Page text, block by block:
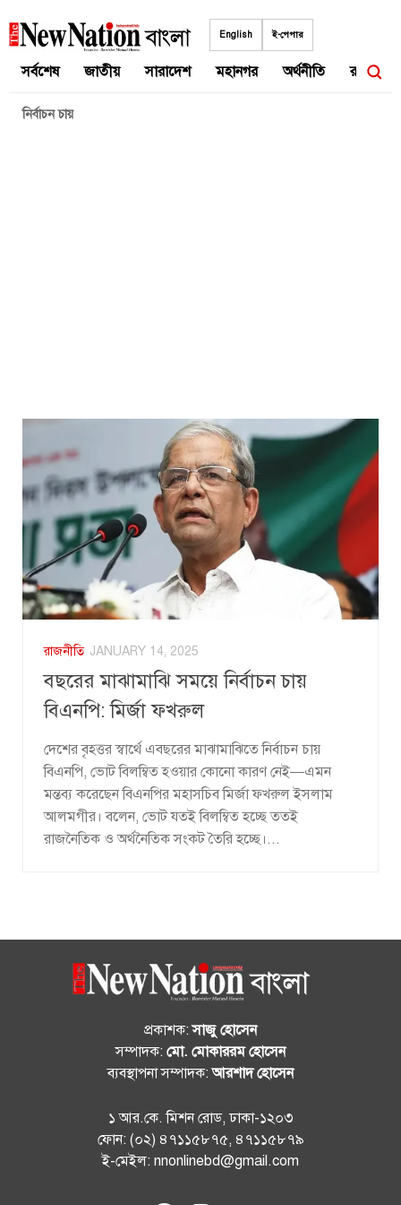
to
English ই-পেপার
সর্বশেষ জাতীয় সারাদেশ মহানগর অর্থনীতি রাজনীতি
নির্বাচন চায়
রাজনীতি JANUARY 14, 2025
বছরের মাঝামাঝি সময়ে নির্বাচন চায়
বিএনপি: মির্জা ফখরুল
দেশের বৃহত্তর স্বার্থে এবছরের মাঝামাঝিতে নির্বাচন চায়
বিএনপি, ভোট বিলম্বিত হওয়ার কোনো কারণ নেই—এমন
মন্তব্য করেছেন বিএনপির মহাসচিব মির্জা ফখরুল ইসলাম
আলমগীর। বলেন, ভোট যতই বিলম্বিত হচ্ছে ততই
রাজনৈতিক ও অর্থনৈতিক সংকট তৈরি হচ্ছে।...
প্রকাশক:সাজু হোসেন
সম্পাদক: মো. মোকাররম হোসেন
ব্যবস্থাপনা সম্পাদক:আরশাদ হোসেন
১ আর.কে. মিশন রোড, ঢাকা-১২০৩
ফোন: (০২) ৪৭১১৫৮৭৫, ৪৭১১৫৮৭৯
ই-মেইল: nnonlinebd@gmail.com